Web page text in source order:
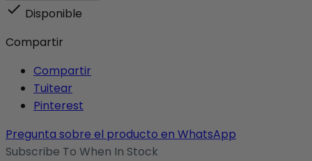
 Disponible
Compartir
Compartir
Tuitear
Pinterest
Pregunta sobre el producto en WhatsApp
Subscribe To When In Stock